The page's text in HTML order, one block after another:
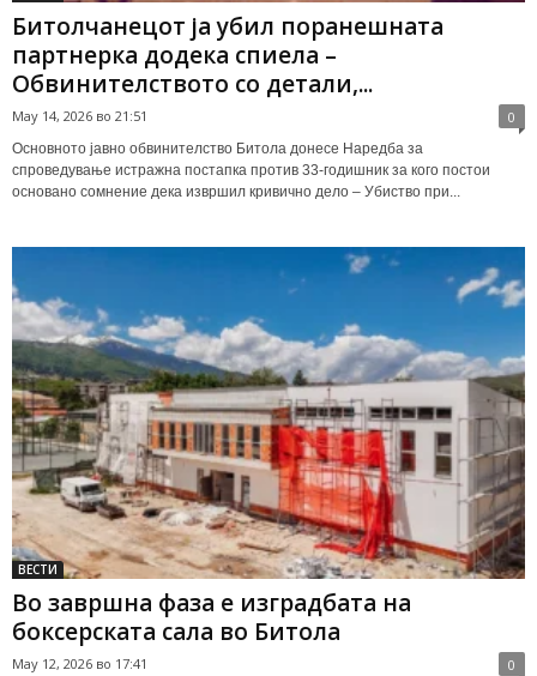
Битолчанецот ја убил поранешната
партнерка додека спиела –
Обвинителството со детали,...
May 14, 2026 во 21:51 0
Основното јавно обвинителство Битола донесе Наредба за
спроведување истражна постапка против 33-годишник за кого постои
основано сомнение дека извршил кривично дело – Убиство при...
ВЕСТИ
Во завршна фаза е изградбата на
боксерската сала во Битола
May 12, 2026 во 17:41 0